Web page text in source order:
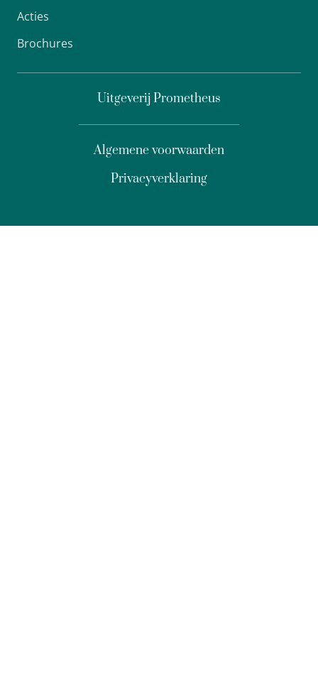
Acties
Brochures
Uitgeverij Prometheus
Privacyverklaring
Algemene voorwaarden